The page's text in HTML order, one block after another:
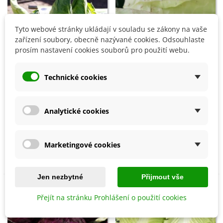
Přidat do košíku
semena - 20 ks
55 Kč
Tyto webové stránky ukládají v souladu se zákony na vaše
zařízení soubory, obecně nazývané cookies. Odsouhlaste
prosím nastavení cookies souborů pro použití webu.
Technické cookies
Analytické cookies
Marketingové cookies
Jen nezbytné Přijmout vše
Přejít na stránku Prohlášení o použití cookies